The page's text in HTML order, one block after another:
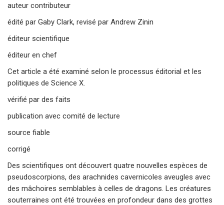
auteur contributeur
édité par Gaby Clark, revisé par Andrew Zinin
éditeur scientifique
éditeur en chef
Cet article a été examiné selon le processus éditorial et les
politiques de Science X.
vérifié par des faits
publication avec comité de lecture
source fiable
corrigé
Des scientifiques ont découvert quatre nouvelles espèces de
pseudoscorpions, des arachnides cavernicoles aveugles avec
des mâchoires semblables à celles de dragons. Les créatures
souterraines ont été trouvées en profondeur dans des grottes